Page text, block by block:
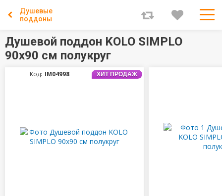
Душевые
поддоны
Душевой поддон KOLO SIMPLO
90х90 см полукруг
ХИТ ПРОДАЖ
Код: IM04998